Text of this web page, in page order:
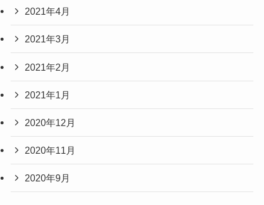
2021年4月
2021年3月
2021年2月
2021年1月
2020年12月
2020年11月
2020年9月